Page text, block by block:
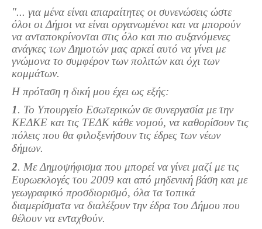
Γάμοι - Γεννήσεις - Βαπτίσεις
Επιτυχίες - Διακρίσεις
Μηνύματα Επισκεπτών
παλιά αρχειοθετημένα
Λαογραφία
Πολιτιστικά
Οπτικοακουστικά
Φωτορεπορτάζ
Δημοτικά Τραγούδια
Videos
Albums Φωτογραφιών
Παλιές Φωτογραφίες του 1930
"... για μένα είναι απαραίτητες οι συνενώσεις ώστε
όλοι οι Δήμοι να είναι οργανωμένοι και να μπορούν
να ανταποκρίνονται στις όλο και πιο αυξανόμενες
ανάγκες των Δημοτών μας αρκεί αυτό να γίνει με
γνώμονα το συμφέρον των πολιτών και όχι των
κομμάτων.
Η πρόταση η δική μου έχει ως εξής:
1. Το Υπουργείο Εσωτερικών σε συνεργασία με την
ΚΕΔΚΕ και τις ΤΕΔΚ κάθε νομού, να καθορίσουν τις
πόλεις που θα φιλοξενήσουν τις έδρες των νέων
δήμων.
2. Με Δημοψήφισμα που μπορεί να γίνει μαζί με τις
Ευρωεκλογές του 2009 και από μηδενική βάση και με
γεωγραφικό προσδιορισμό, όλα τα τοπικά
διαμερίσματα να διαλέξουν την έδρα του Δήμου που
θέλουν να ενταχθούν.